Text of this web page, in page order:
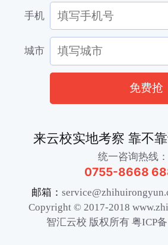
手机
城市
免费抢
来云校实地考察 靠不
统一咨询热线：
0755-8668
邮箱：
Copyright © 2017-2018
智汇云校 版权所有 粤ICP